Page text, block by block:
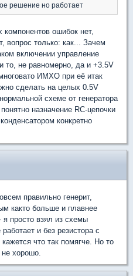
решение но работает
ошибок нет,
только: как... Зачем
включении управление
то, не равномерно, да и +3.5V
ИМХО при её итак
сделать на целых 0.5V
схеме от генератора
назначение RC-цепочки
конкретно
правильно генерит,
просто взял из схемы
и без резистора с
что так помягче. Но то
хорошо.